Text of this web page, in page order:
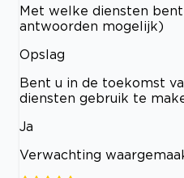
Met welke diensten
antwoorden mogelijk)
Opslag
Bent u in de toekomst
diensten gebruik te
Ja
Verwachting